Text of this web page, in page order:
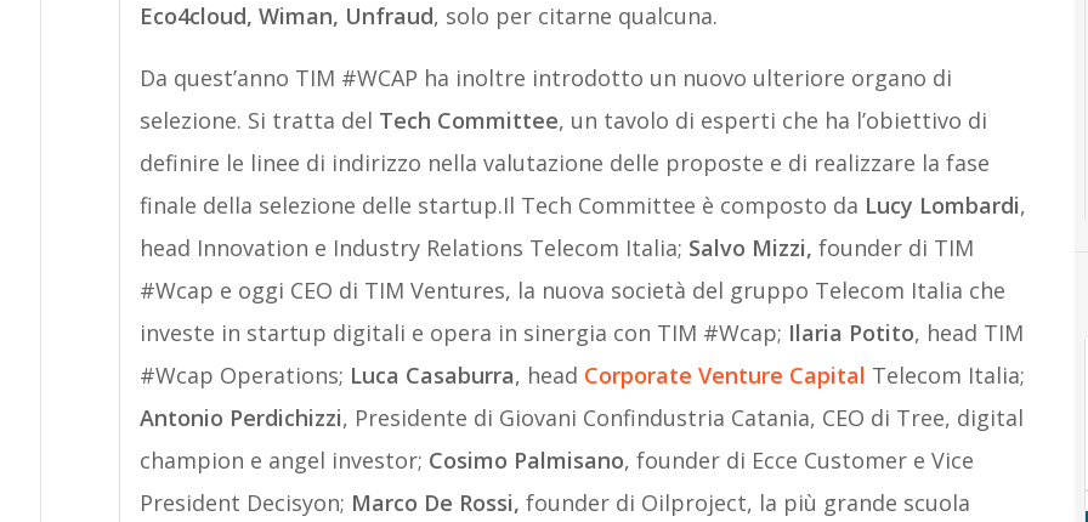
Eco4cloud, Wiman, Unfraud, solo per citarne qualcuna.
Da quest’anno TIM #WCAP ha inoltre introdotto un nuovo ulteriore organo di
selezione. Si tratta del Tech Committee, un tavolo di esperti che ha l’obiettivo di
definire le linee di indirizzo nella valutazione delle proposte e di realizzare la fase
finale della selezione delle startup.Il Tech Committee è composto da Lucy Lombardi,
head Innovation e Industry Relations Telecom Italia; Salvo Mizzi, founder di TIM
#Wcap e oggi CEO di TIM Ventures, la nuova società del gruppo Telecom Italia che
investe in startup digitali e opera in sinergia con TIM #Wcap; Ilaria Potito, head TIM
#Wcap Operations; Luca Casaburra, head Corporate Venture Capital Telecom Italia;
Antonio Perdichizzi, Presidente di Giovani Confindustria Catania, CEO di Tree, digital
champion e angel investor; Cosimo Palmisano, founder di Ecce Customer e Vice
President Decisyon; Marco De Rossi, founder di Oilproject, la più grande scuola